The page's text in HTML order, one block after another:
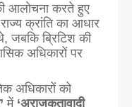
आलोचना करते हुए
क्रांति का आधार
जबकि ब्रिटिश की
अधिकारों पर
अधिकारों को
में ‘अराजकतावादी